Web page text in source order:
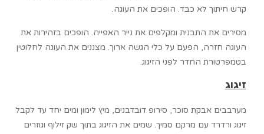
קרש חיתוך לא כבד. הופכים את העוגה.
מסירים את התבנית ומקלפים את נייר האפייה. הופכים בזהירות את
העוגה חזרה, הפעם על כלי הגשה ארוך. מצננים את העוגה לחלוטין
בטמפרטורת החדר לפני הזיגוג.
זיגוג
מערבבים אבקת סוכר, סירופ דובדבנים, מיץ לימון ומים יחד עד לקבל
זיגוג ורדרד עם מרקם סמיך. שמים את הזיגוג בתוך שק זילוף וגוזרים